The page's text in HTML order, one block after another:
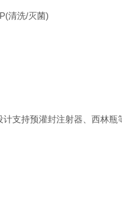
清洗/灭菌)
持预灌封注射器、西林瓶